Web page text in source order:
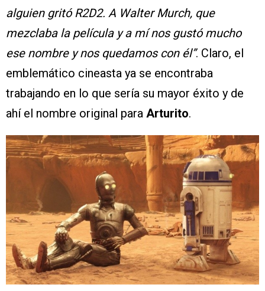
alguien gritó R2D2. A Walter Murch, que
mezclaba la película y a mí nos gustó mucho
ese nombre y nos quedamos con él”. Claro, el
emblemático cineasta ya se encontraba
trabajando en lo que sería su mayor éxito y de
ahí el nombre original para Arturito.